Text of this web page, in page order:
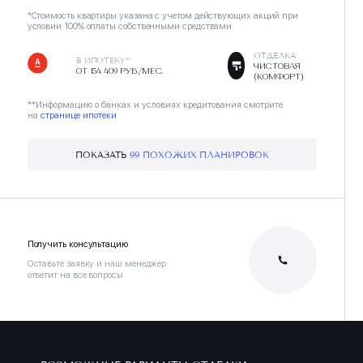
*Стоимость квартиры указана с учетом действующих акций при
условии 100% оплаты собственными средствами
В ИПОТЕКУ**
ОТ 154 409 РУБ./МЕС.
ОТДЕЛКА
ЧИСТОВАЯ
(КОМФОРТ)
**Информацию о банках и условиях кредитования смотрите
на странице ипотеки
ПОКАЗАТЬ99 ПОХОЖИХ ПЛАНИРОВОК
Получить консультацию
Оставьте заявку и наш менеджер
ответит на все вопросы